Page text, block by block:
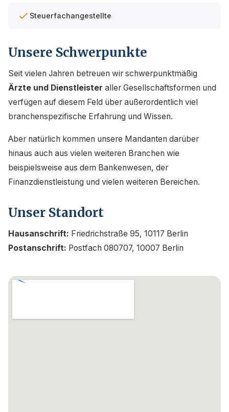
Steuerfachangestellte
Unsere Schwerpunkte
Seit vielen Jahren betreuen wir schwerpunktmäßig
Ärzte und Dienstleister aller Gesellschaftsformen und
verfügen auf diesem Feld über außerordentlich viel
branchenspezifische Erfahrung und Wissen.
Aber natürlich kommen unsere Mandanten darüber
hinaus auch aus vielen weiteren Branchen wie
beispielsweise aus dem Bankenwesen, der
Finanzdienstleistung und vielen weiteren Bereichen.
Unser Standort
Hausanschrift: Friedrichstraße 95, 10117 Berlin
Postanschrift: Postfach 080707, 10007 Berlin